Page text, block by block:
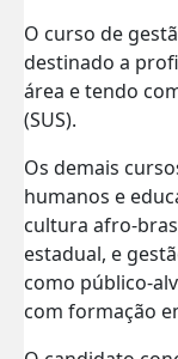
O curso de
destinado a
área e tendo
(SUS).
Os demais
humanos e
cultura afro-
estadual, e
como público-
com formação